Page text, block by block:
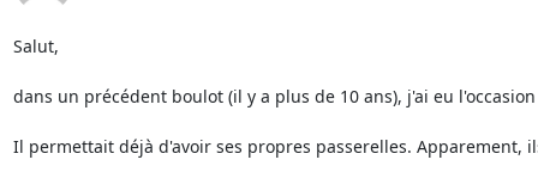
Salut,
dans un précédent boulot (il y a plus de 10 ans), j'ai eu
Il permettait déjà d'avoir ses propres passerelles. Apparement,